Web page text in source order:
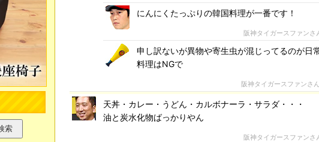
にんにくたっぷりの韓国料理が一番です！
阪神タイガースファンさ
申し訳ないが異物や寄生虫が混じってるのが日
料理はNGで
阪神タイガースファンさん
天丼・カレー・うどん・カルボナーラ・サラダ・・・
油と炭水化物ばっかりやん
阪神タイガースファンさ